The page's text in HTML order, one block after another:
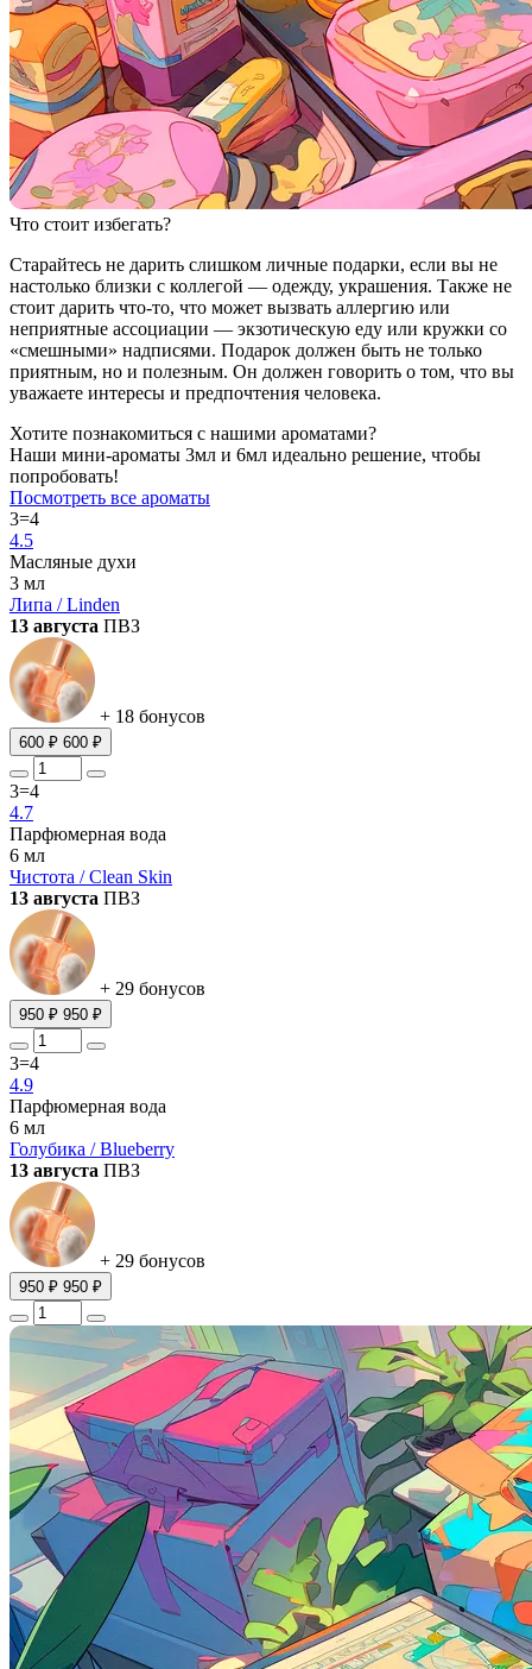
Что стоит избегать?
Старайтесь не дарить слишком личные подарки, если вы не
настолько близки с коллегой — одежду, украшения. Также не
стоит дарить что-то, что может вызвать аллергию или
неприятные ассоциации — экзотическую еду или кружки со
«смешными» надписями. Подарок должен быть не только
приятным, но и полезным. Он должен говорить о том, что вы
уважаете интересы и предпочтения человека.
Хотите познакомиться с нашими ароматами?
Наши мини-ароматы 3мл и 6мл идеально решение, чтобы
попробовать!
Посмотреть все ароматы
3=4
4.5
Масляные духи
3 мл
Липа / Linden
13 августа ПВЗ
+ 18 бонусов
600 ₽ 600 ₽
3=4
4.7
Парфюмерная вода
6 мл
Чистота / Clean Skin
13 августа ПВЗ
+ 29 бонусов
950 ₽ 950 ₽
3=4
4.9
Парфюмерная вода
6 мл
Голубика / Blueberry
13 августа ПВЗ
+ 29 бонусов
950 ₽ 950 ₽